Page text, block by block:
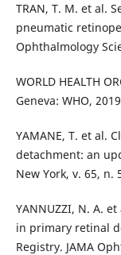
TRAN, T. M. et al.
pneumatic
Ophthalmology
WORLD HEALTH
Geneva: WHO,
YAMANE, T. et al.
detachment: an
New York, v. 65, n.
YANNUZZI, N. A.
in primary retinal
Registry. JAMA